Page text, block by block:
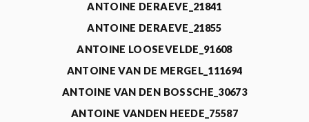
ANTOINE DERAEVE_21841
ANTOINE DERAEVE_21855
ANTOINE LOOSEVELDE_91608
ANTOINE VAN DE MERGEL_111694
ANTOINE VAN DEN BOSSCHE_30673
ANTOINE VANDEN HEEDE_75587